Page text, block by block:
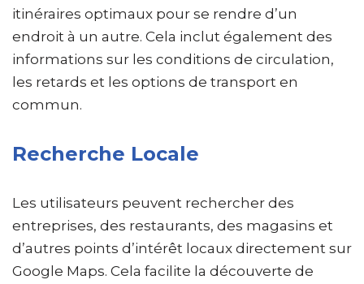
itinéraires optimaux pour se rendre d’un
endroit à un autre. Cela inclut également des
informations sur les conditions de circulation,
les retards et les options de transport en
commun.
Recherche Locale
Les utilisateurs peuvent rechercher des
entreprises, des restaurants, des magasins et
d’autres points d’intérêt locaux directement sur
Google Maps. Cela facilite la découverte de